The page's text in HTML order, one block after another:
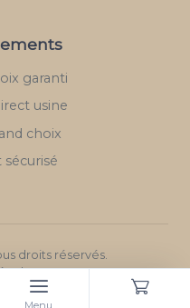
Menu
garanti
usine
choix
droits réservés.